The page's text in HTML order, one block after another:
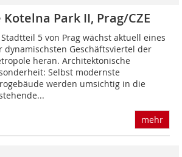
Park II, Prag/CZE
5 von Prag wächst aktuell eines
dynamischsten Geschäftsviertel der
heran. Architektonische
Selbst modernste
werden umsichtig in die
mehr